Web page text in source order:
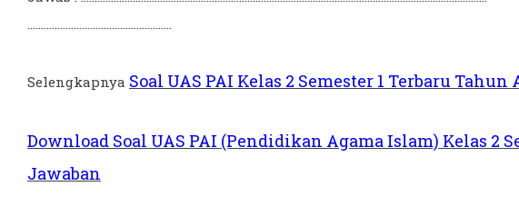
.....................................................
Selengkapnya Soal UAS PAI Kelas 2 Semester 1 Terbaru Tahun
Download Soal UAS PAI (Pendidikan Agama Islam) Kelas 2
Jawaban